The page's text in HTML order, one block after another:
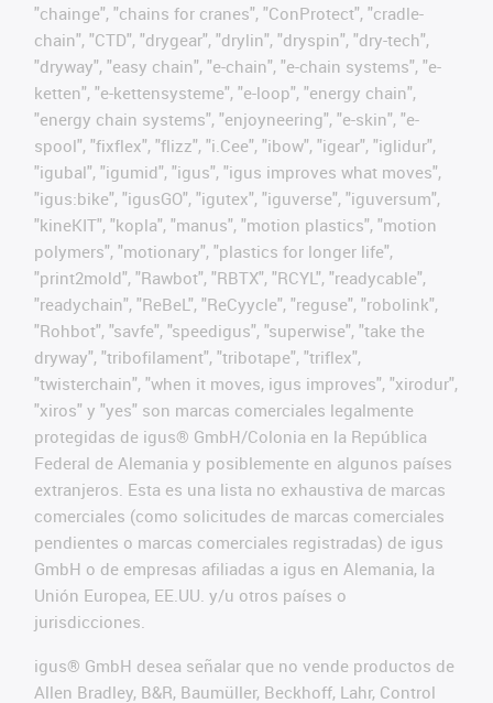
"chainge", "chains for cranes", "ConProtect", "cradle-
chain", "CTD", "drygear", "drylin", "dryspin", "dry-tech",
"dryway", "easy chain", "e-chain", "e-chain systems", "e-
ketten", "e-kettensysteme", "e-loop", "energy chain",
"energy chain systems", "enjoyneering", "e-skin", "e-
spool", "fixflex", "flizz", "i.Cee", "ibow", "igear", "iglidur",
"igubal", "igumid", "igus", "igus improves what moves",
"igus:bike", "igusGO", "igutex", "iguverse", "iguversum",
"kineKIT", "kopla", "manus", "motion plastics", "motion
polymers", "motionary", "plastics for longer life",
"print2mold", "Rawbot", "RBTX", "RCYL", "readycable",
"readychain", "ReBeL", "ReCyycle", "reguse", "robolink",
"Rohbot", "savfe", "speedigus", "superwise", "take the
dryway", "tribofilament", "tribotape", "triflex",
"twisterchain", "when it moves, igus improves", "xirodur",
"xiros" y "yes" son marcas comerciales legalmente
protegidas de igus® GmbH/Colonia en la República
Federal de Alemania y posiblemente en algunos países
extranjeros. Esta es una lista no exhaustiva de marcas
comerciales (como solicitudes de marcas comerciales
pendientes o marcas comerciales registradas) de igus
GmbH o de empresas afiliadas a igus en Alemania, la
Unión Europea, EE.UU. y/u otros países o
jurisdicciones.
igus® GmbH desea señalar que no vende productos de
Allen Bradley, B&R, Baumüller, Beckhoff, Lahr, Control